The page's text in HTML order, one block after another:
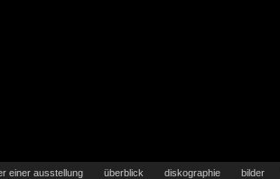
einer ausstellung überblick diskographie bilder